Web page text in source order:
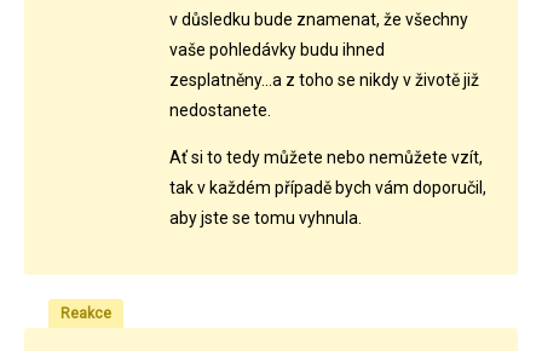
v důsledku bude znamenat, že všechny
vaše pohledávky budu ihned
zesplatněny...a z toho se nikdy v životě již
nedostanete.
Ať si to tedy můžete nebo nemůžete vzít,
tak v každém případě bych vám doporučil,
aby jste se tomu vyhnula.
Reakce